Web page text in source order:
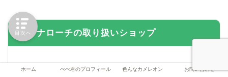
バナナローチの取り扱いショップ
ホーム ぺぺ君のプロフィール 色んなカメレオン お問い合わせ
目次へ